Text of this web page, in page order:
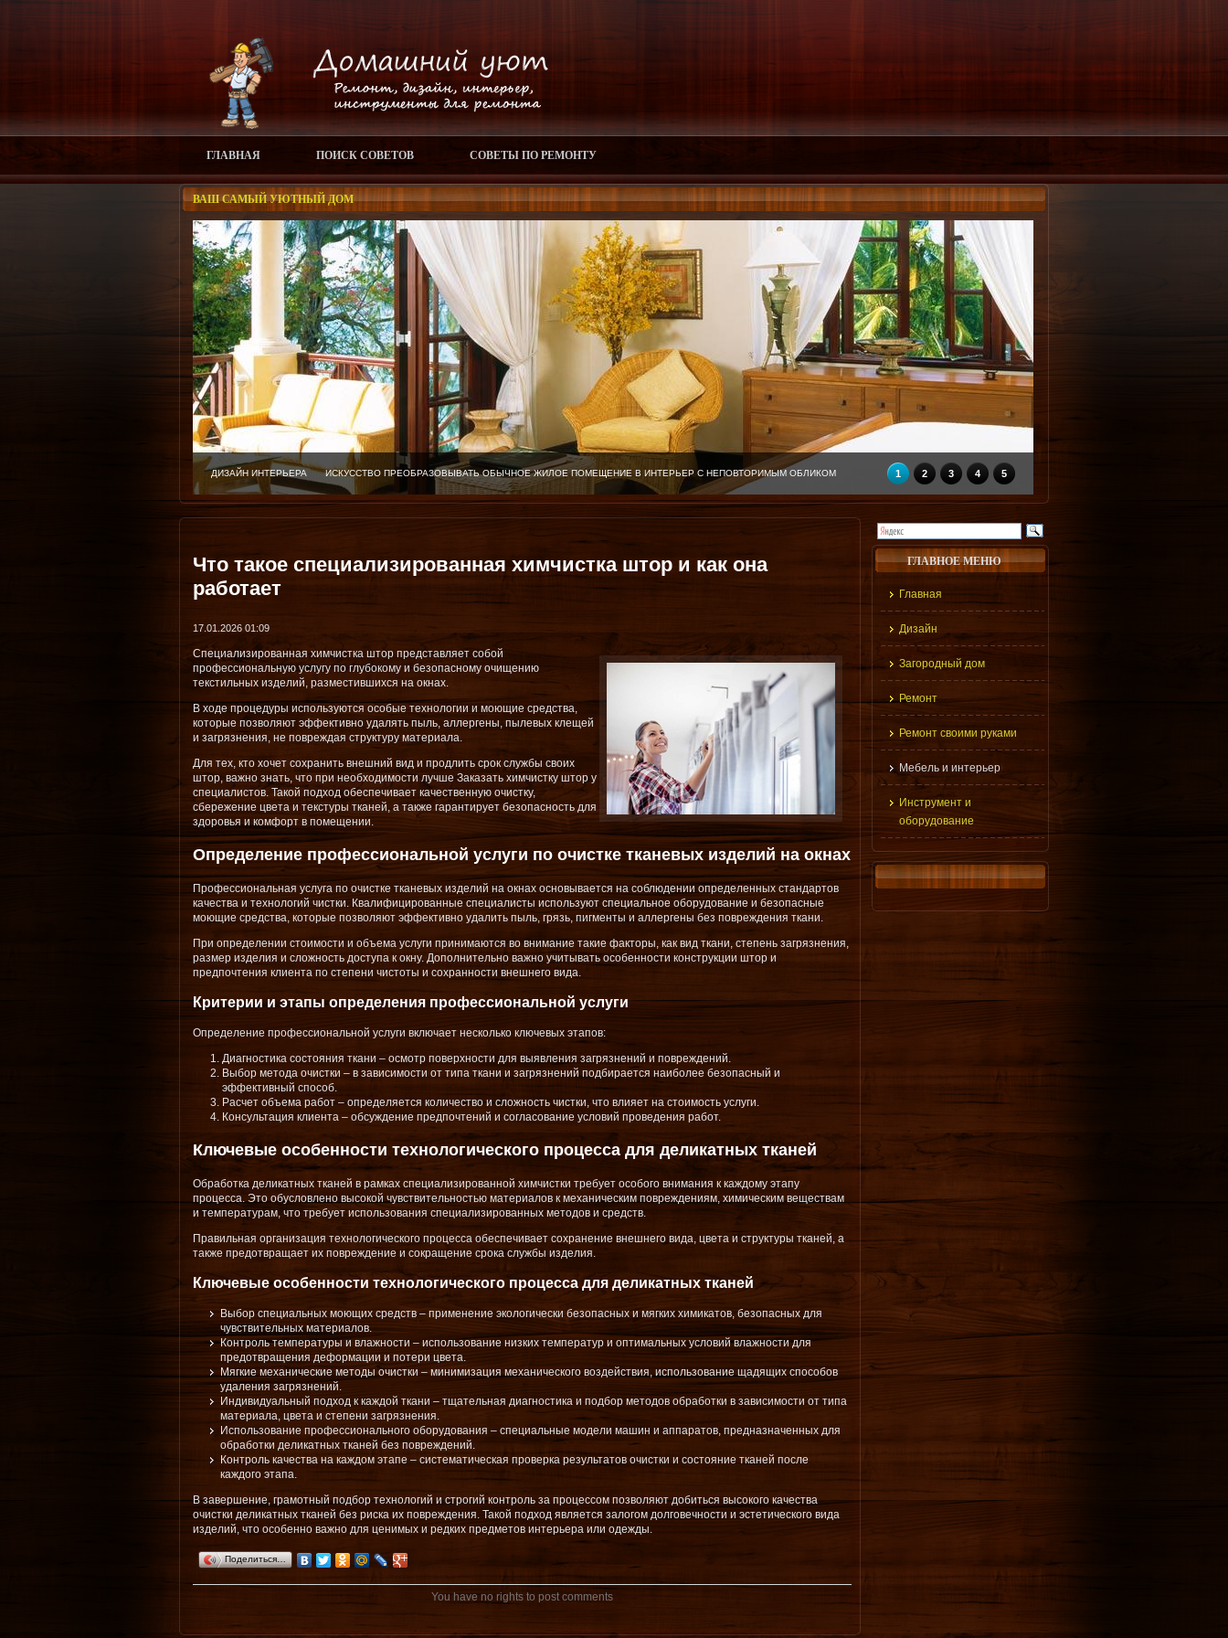
ГЛАВНАЯ ПОИСК СОВЕТОВ СОВЕТЫ ПО РЕМОНТУ
ВАШ САМЫЙ УЮТНЫЙ ДОМ
ДИЗАЙН ИНТЕРЬЕРА ИСКУССТВО ПРЕОБРАЗОВЫВАТЬ ОБЫЧНОЕ ЖИЛОЕ ПОМЕЩЕНИЕ В ИНТЕРЬЕР С НЕПОВТОРИМЫМ ОБЛИКОМ 1 2 3 4 5
Что такое специализированная химчистка штор и как она
работает
17.01.2026 01:09
Специализированная химчистка штор представляет собой
профессиональную услугу по глубокому и безопасному очищению
текстильных изделий, разместившихся на окнах.
В ходе процедуры используются особые технологии и моющие средства,
которые позволяют эффективно удалять пыль, аллергены, пылевых клещей
и загрязнения, не повреждая структуру материала.
Для тех, кто хочет сохранить внешний вид и продлить срок службы своих
штор, важно знать, что при необходимости лучше Заказать химчистку штор у
специалистов. Такой подход обеспечивает качественную очистку,
сбережение цвета и текстуры тканей, а также гарантирует безопасность для
здоровья и комфорт в помещении.
Определение профессиональной услуги по очистке тканевых изделий на окнах
Профессиональная услуга по очистке тканевых изделий на окнах основывается на соблюдении определенных стандартов
качества и технологий чистки. Квалифицированные специалисты используют специальное оборудование и безопасные
моющие средства, которые позволяют эффективно удалить пыль, грязь, пигменты и аллергены без повреждения ткани.
При определении стоимости и объема услуги принимаются во внимание такие факторы, как вид ткани, степень загрязнения,
размер изделия и сложность доступа к окну. Дополнительно важно учитывать особенности конструкции штор и
предпочтения клиента по степени чистоты и сохранности внешнего вида.
Критерии и этапы определения профессиональной услуги
Определение профессиональной услуги включает несколько ключевых этапов:
Диагностика состояния ткани – осмотр поверхности для выявления загрязнений и повреждений.
Выбор метода очистки – в зависимости от типа ткани и загрязнений подбирается наиболее безопасный и
эффективный способ.
Расчет объема работ – определяется количество и сложность чистки, что влияет на стоимость услуги.
Консультация клиента – обсуждение предпочтений и согласование условий проведения работ.
Ключевые особенности технологического процесса для деликатных тканей
Обработка деликатных тканей в рамках специализированной химчистки требует особого внимания к каждому этапу
процесса. Это обусловлено высокой чувствительностью материалов к механическим повреждениям, химическим веществам
и температурам, что требует использования специализированных методов и средств.
Правильная организация технологического процесса обеспечивает сохранение внешнего вида, цвета и структуры тканей, а
также предотвращает их повреждение и сокращение срока службы изделия.
Ключевые особенности технологического процесса для деликатных тканей
Выбор специальных моющих средств – применение экологически безопасных и мягких химикатов, безопасных для
чувствительных материалов.
Контроль температуры и влажности – использование низких температур и оптимальных условий влажности для
предотвращения деформации и потери цвета.
Мягкие механические методы очистки – минимизация механического воздействия, использование щадящих способов
удаления загрязнений.
Индивидуальный подход к каждой ткани – тщательная диагностика и подбор методов обработки в зависимости от типа
материала, цвета и степени загрязнения.
Использование профессионального оборудования – специальные модели машин и аппаратов, предназначенных для
обработки деликатных тканей без повреждений.
Контроль качества на каждом этапе – систематическая проверка результатов очистки и состояние тканей после
каждого этапа.
В завершение, грамотный подбор технологий и строгий контроль за процессом позволяют добиться высокого качества
очистки деликатных тканей без риска их повреждения. Такой подход является залогом долговечности и эстетического вида
изделий, что особенно важно для ценимых и редких предметов интерьера или одежды.
Поделиться…
You have no rights to post comments
ГЛАВНОЕ МЕНЮ
Главная
Дизайн
Загородный дом
Ремонт
Ремонт своими руками
Мебель и интерьер
Инструмент и
оборудование